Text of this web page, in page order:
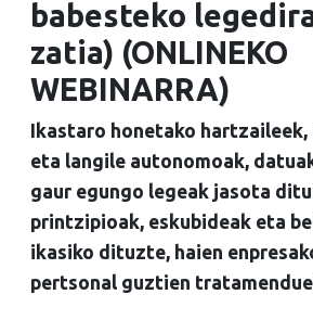
babesteko
zatia) (ONLINEKO
WEBINARRA)
Ikastaro honetako
eta langile autonomoak,
gaur egungo legeak jasota
printzipioak, eskubideak eta
ikasiko dituzte, haien
pertsonal guztien